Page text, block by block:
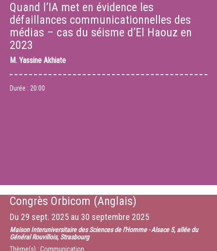
Quand l’IA met en évidence les
défaillances communicationnelles des
médias – cas du séisme d’El Haouz en
2023
M. Yassine Akhiate
Durée : 20:00
Congrès Orbicom (Anglais)
Du 29 sept. 2025 au 30 septembre 2025
Maison Interuniversitaire des Sciences de l'Homme - Alsace 5, allée du
Général Rouvillois, Strasbourg
Thème(s) : Communication